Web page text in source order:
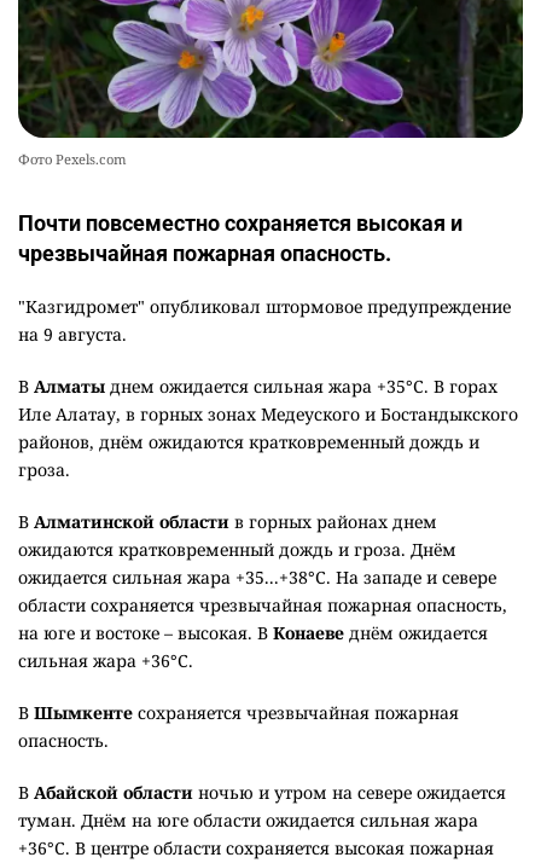
Фото Pexels.com
Почти повсеместно сохраняется высокая и
чрезвычайная пожарная опасность.
"Казгидромет" опубликовал штормовое предупреждение
на 9 августа.
В Алматы днем ожидается сильная жара +35°C. В горах
Иле Алатау, в горных зонах Медеуского и Бостандыкского
районов, днём ожидаются кратковременный дождь и
гроза.
В Алматинской области в горных районах днем
ожидаются кратковременный дождь и гроза. Днём
ожидается сильная жара +35...+38°C. На западе и севере
области сохраняется чрезвычайная пожарная опасность,
на юге и востоке – высокая. В Конаеве днём ожидается
сильная жара +36°C.
В Шымкенте сохраняется чрезвычайная пожарная
опасность.
В Абайской области ночью и утром на севере ожидается
туман. Днём на юге области ожидается сильная жара
+36°C. В центре области сохраняется высокая пожарная